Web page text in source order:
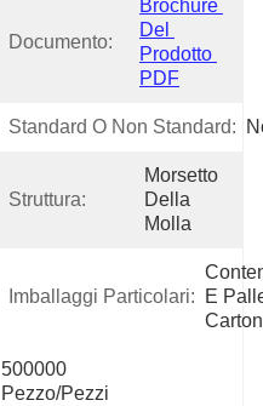
Documento:
Brochure
Del
Prodotto
PDF
Standard O Non Standard:
Struttura:
Morsetto
Della
Molla
Imballaggi Particolari:
E
500000
Pezzo/pezzi